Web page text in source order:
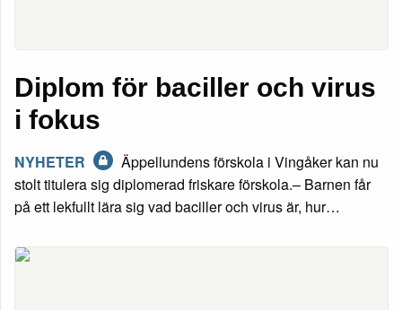
Diplom för baciller och virus
i fokus
NYHETER
Äppellundens förskola i Vingåker kan nu
stolt titulera sig diplomerad friskare förskola.– Barnen får
på ett lekfullt lära sig vad baciller och virus är, hur…